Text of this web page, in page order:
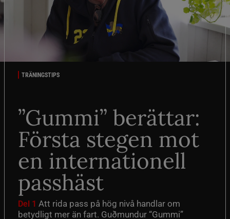
TRÄNINGSTIPS
”Gummi” berättar:
Första stegen mot
en internationell
passhäst
Del 1 Att rida pass på hög nivå handlar om
betydligt mer än fart. Guðmundur “Gummi”